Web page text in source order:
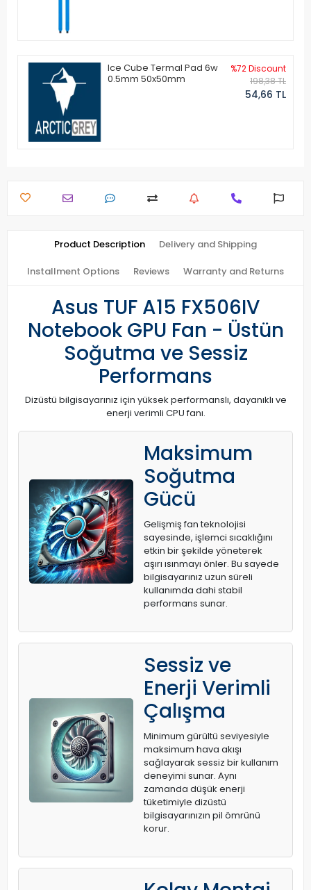
Ice Cube Termal Pad 6w
0.5mm 50x50mm
%72 Discount
198,38 TL
54,66 TL
Product Description Delivery and Shipping
Installment Options Reviews Warranty and Returns
Asus TUF A15 FX506IV
Notebook GPU Fan - Üstün
Soğutma ve Sessiz
Performans
Dizüstü bilgisayarınız için yüksek performanslı, dayanıklı ve
enerji verimli CPU fanı.
Maksimum
Soğutma
Gücü
Gelişmiş fan teknolojisi
sayesinde, işlemci sıcaklığını
etkin bir şekilde yöneterek
aşırı ısınmayı önler. Bu sayede
bilgisayarınız uzun süreli
kullanımda dahi stabil
performans sunar.
Sessiz ve
Enerji Verimli
Çalışma
Minimum gürültü seviyesiyle
maksimum hava akışı
sağlayarak sessiz bir kullanım
deneyimi sunar. Aynı
zamanda düşük enerji
tüketimiyle dizüstü
bilgisayarınızın pil ömrünü
korur.